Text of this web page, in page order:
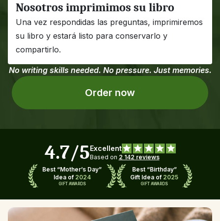
Nosotros imprimimos su libro
Una vez respondidas las preguntas, imprimiremos
su libro y estará listo para conservarlo y
compartirlo.
No writing skills needed. No pressure. Just memories.
Order now
4.7/5Excellent
Based on 2 142 reviews
Best “Mother’s Day”
Idea of 2024
GIFT AWARDS
Best “Birthday”
Gift Idea of 2025
GIFT AWARDS